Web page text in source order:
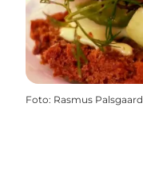
Foto: Rasmus Palsgaard